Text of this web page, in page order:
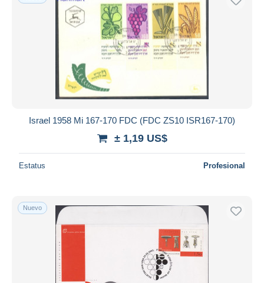
Israel 1958 Mi 167-170 FDC (FDC ZS10 ISR167-170)
± 1,19 US$
Estatus Profesional
Nuevo